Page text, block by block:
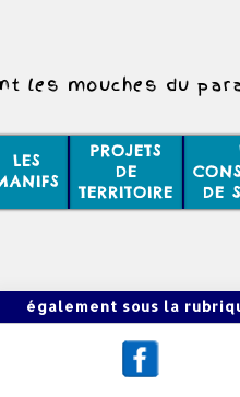
les mouches du
LES
PROJETS
DE
TERRITOIRE
DE
également sous la